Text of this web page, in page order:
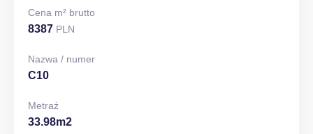
Cena m² brutto
8387 PLN
Nazwa / numer
C10
Metraż
33.98m2